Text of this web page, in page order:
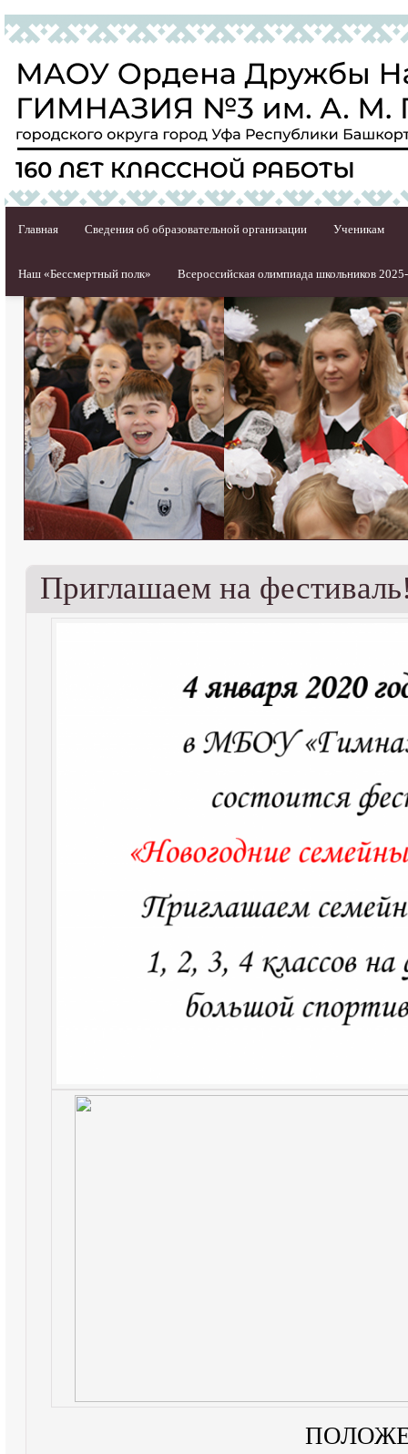
Главная Сведения об образовательной организации Ученикам
Наш «Бессмертный полк» Всероссийская олимпиада школьников
Приглашаем на